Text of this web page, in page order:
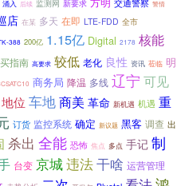
涌入 后续 监测网 新要求 警情
店 在某 多天 在即 LTE-FDD 全市
388 200亿 1.15亿 Digital 2178 核能
指南 高要求 较低 老化 良性 资讯 莅临 明
商务局 降温 多线 辽宁 可见
地位 车地商美 革命 新机遇 机遇 重
订货 监控系统 确定 新议题 黑客 调查 出
杀出 全能 恐怖 焦点 多点 手记 制
台变 京城违法干啥 运营管理